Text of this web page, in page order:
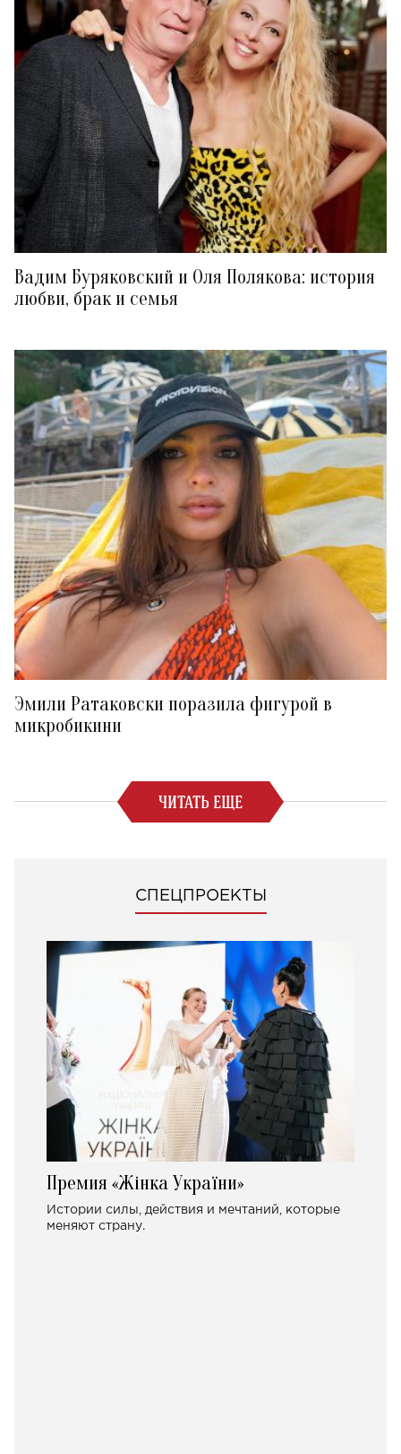
Вадим Буряковский и Оля Полякова: история
любви, брак и семья
Эмили Ратаковски поразила фигурой в
микробикини
ЧИТАТЬ ЕЩЕ
СПЕЦПРОЕКТЫ
Премия «Жінка України»
Истории силы, действия и мечтаний, которые
меняют страну.